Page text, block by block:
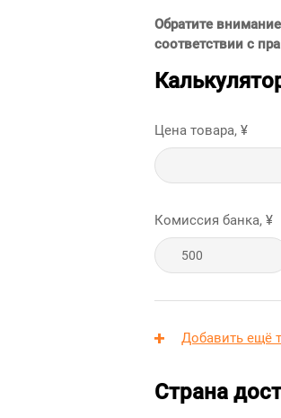
Обратите
соответствии с
Цена товара, ¥
Комиссия банка, ¥
Добавить ещё
Страна